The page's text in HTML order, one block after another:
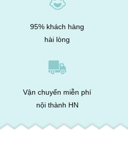
95% khách hàng
hài lòng
Vận chuyển miễn phí
nội thành HN